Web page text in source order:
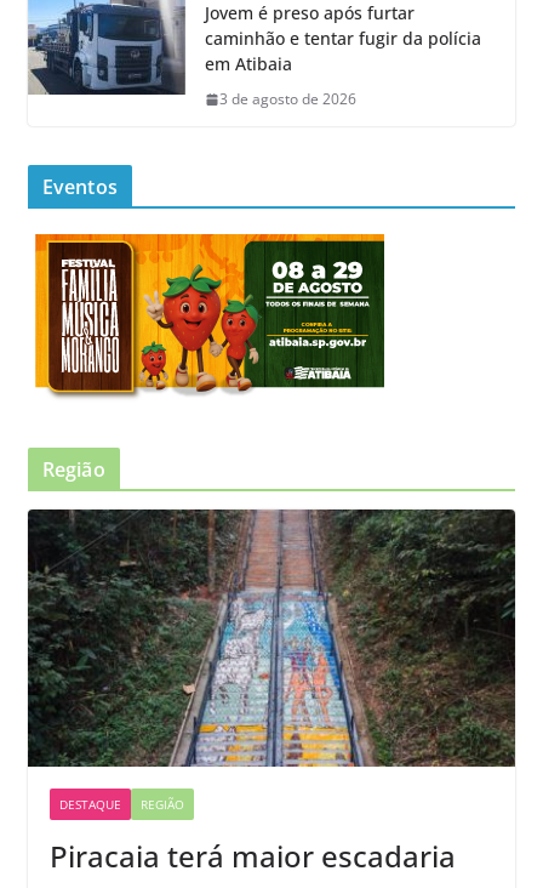
Jovem é preso após furtar
caminhão e tentar fugir da polícia
em Atibaia
3 de agosto de 2026
Eventos
Região
DESTAQUE REGIÃO
Piracaia terá maior escadaria